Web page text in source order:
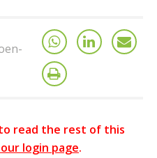
read the rest of this
login page.